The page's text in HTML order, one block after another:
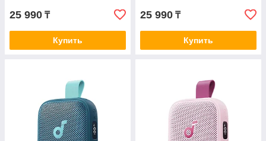
25 990 ₸
Купить
25 990 ₸
Купить